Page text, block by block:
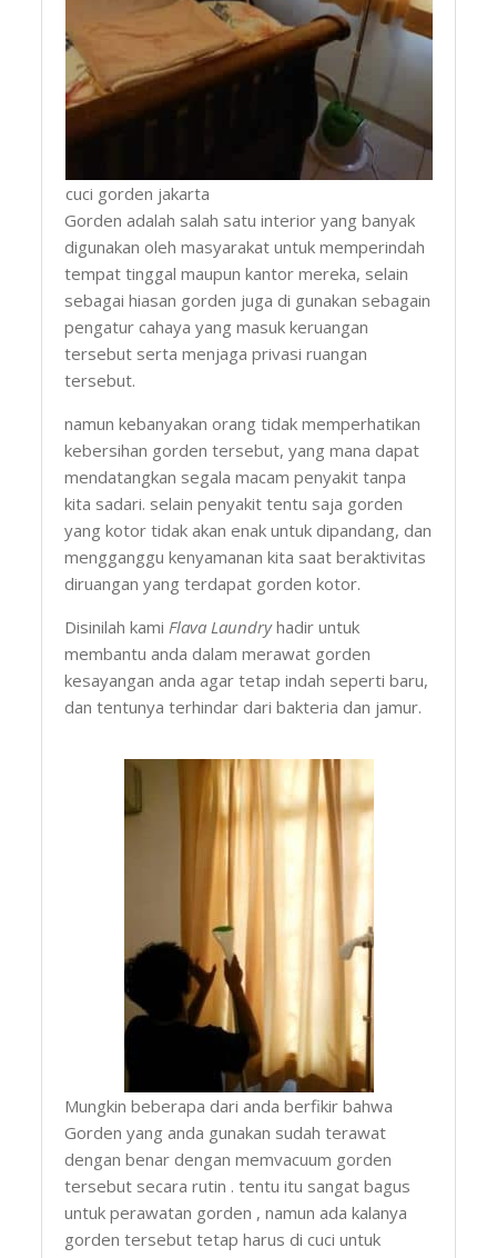
cuci gorden jakarta
Gorden adalah salah satu interior yang banyak
digunakan oleh masyarakat untuk memperindah
tempat tinggal maupun kantor mereka, selain
sebagai hiasan gorden juga di gunakan sebagain
pengatur cahaya yang masuk keruangan
tersebut serta menjaga privasi ruangan
tersebut.
namun kebanyakan orang tidak memperhatikan
kebersihan gorden tersebut, yang mana dapat
mendatangkan segala macam penyakit tanpa
kita sadari. selain penyakit tentu saja gorden
yang kotor tidak akan enak untuk dipandang, dan
mengganggu kenyamanan kita saat beraktivitas
diruangan yang terdapat gorden kotor.
Disinilah kami Flava Laundryhadir untuk
membantu anda dalam merawat gorden
kesayangan anda agar tetap indah seperti baru,
dan tentunya terhindar dari bakteria dan jamur.
Mungkin beberapa dari anda berfikir bahwa
Gorden yang anda gunakan sudah terawat
dengan benar dengan memvacuum gorden
tersebut secara rutin . tentu itu sangat bagus
untuk perawatan gorden , namun ada kalanya
gorden tersebut tetap harus di cuci untuk